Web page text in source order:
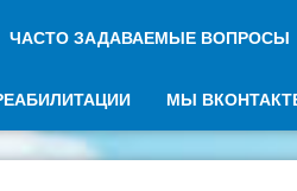
ЧАСТО ЗАДАВАЕМЫЕ ВОПРОСЫ
МЫ